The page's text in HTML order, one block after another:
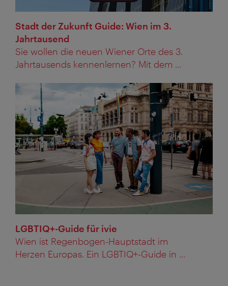
Stadt der Zukunft Guide: Wien im 3.
Jahrtausend
Sie wollen die neuen Wiener Orte des 3.
Jahrtausends kennenlernen? Mit dem ...
LGBTIQ+-Guide für ivie
Wien ist Regenbogen-Hauptstadt im
Herzen Europas. Ein LGBTIQ+-Guide in ...